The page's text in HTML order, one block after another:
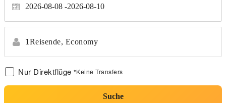
2026-08-08 2026-08-10
1Reisende, Economy
Nur Direktflüge *Keine Transfers
Suche